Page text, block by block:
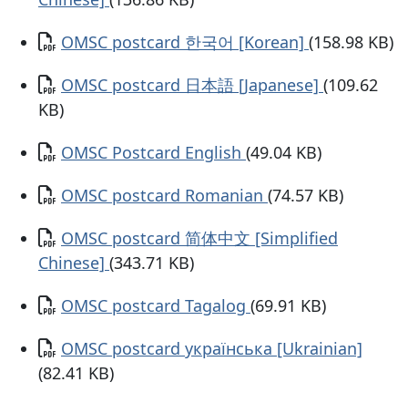
Documento
OMSC postcard 한국어 [Korean] (158.98 KB)
Documento
OMSC postcard 日本語 [Japanese] (109.62
KB)
Documento
OMSC Postcard English (49.04 KB)
Documento
OMSC postcard Romanian (74.57 KB)
Documento
OMSC postcard 简体中文 [Simplified
Chinese] (343.71 KB)
Documento
OMSC postcard Tagalog (69.91 KB)
Documento
OMSC postcard українська [Ukrainian]
(82.41 KB)